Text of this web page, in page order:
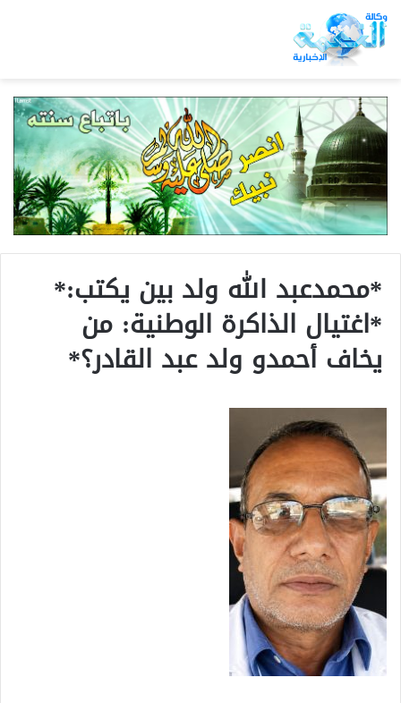
*محمدعبد الله ولد بين يكتب:*
*اغتيال الذاكرة الوطنية: من
يخاف أحمدو ولد عبد القادر؟*